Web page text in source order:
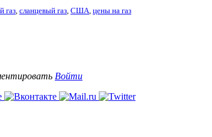
газ, сланцевый газ, США, цены на газ
Войти